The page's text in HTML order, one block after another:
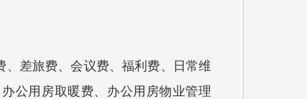
差旅费、会议费、福利费、日常维
公用房取暖费、办公用房物业管理